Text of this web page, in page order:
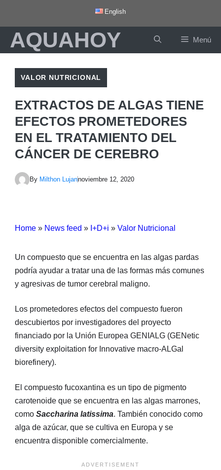
contenido
English
AQUAHOY Menú
VALOR NUTRICIONAL
EXTRACTOS DE ALGAS TIENE
EFECTOS PROMETEDORES
EN EL TRATAMIENTO DEL
CÁNCER DE CEREBRO
By Milthon Lujannoviembre 12, 2020
Home » News feed » I+D+i » Valor Nutricional
Un compuesto que se encuentra en las algas pardas
podría ayudar a tratar una de las formas más comunes
y agresivas de tumor cerebral maligno.
Los prometedores efectos del compuesto fueron
descubiertos por investigadores del proyecto
financiado por la Unión Europea GENIALG (GENetic
diversity exploitation for Innovative macro-ALGal
biorefinery).
El compuesto fucoxantina es un tipo de pigmento
carotenoide que se encuentra en las algas marrones,
como Saccharina latissima. También conocido como
alga de azúcar, que se cultiva en Europa y se
encuentra disponible comercialmente.